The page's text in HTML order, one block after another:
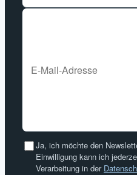
Ja, ich möchte den
Einwilligung kann ich
Verarbeitung in der